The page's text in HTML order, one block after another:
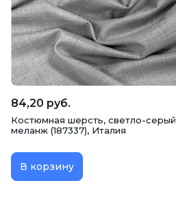
84,20 руб.
Костюмная шерсть, светло-серый
меланж (187337), Италия
В корзину